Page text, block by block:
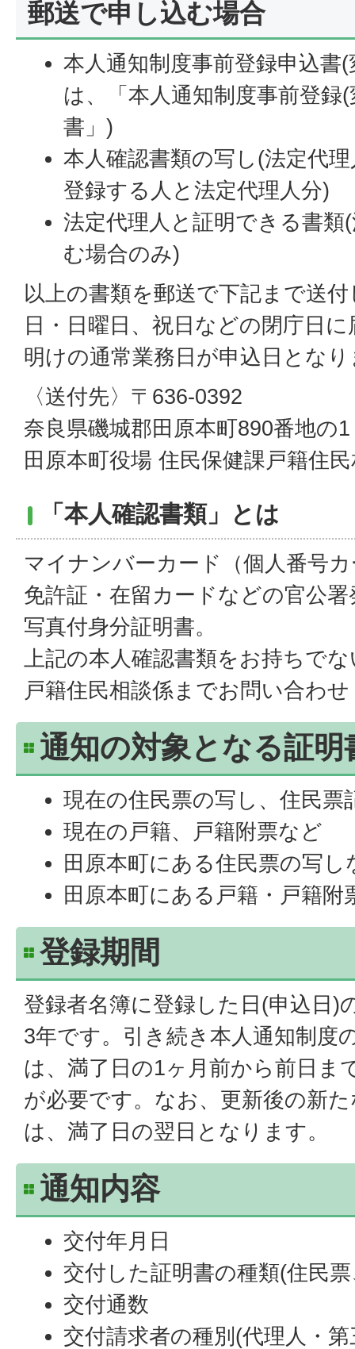
郵送で申し込む場合
本人通知制度事前登録申込書
は、「本人通知制度事前登録
書」)
本人確認書類の写し(法定代
登録する人と法定代理人分)
法定代理人と証明できる書類
む場合のみ)
以上の書類を郵送で下記まで送
日・日曜日、祝日などの閉庁日
明けの通常業務日が申込日とな
〈送付先〉〒636-0392
奈良県磯城郡田原本町890番地の1
田原本町役場 住民保健課戸籍住
「本人確認書類」とは
マイナンバーカード（個人番号
免許証・在留カードなどの官公
写真付身分証明書。
上記の本人確認書類をお持ちで
戸籍住民相談係までお問い合わ
通知の対象となる証明
現在の住民票の写し、住民票
現在の戸籍、戸籍附票など
田原本町にある住民票の写し
田原本町にある戸籍・戸籍附
登録期間
登録者名簿に登録した日(申込日)
3年です。引き続き本人通知制度
は、満了日の1ヶ月前から前日ま
が必要です。なお、更新後の新
は、満了日の翌日となります。
通知内容
交付年月日
交付した証明書の種類(住民
交付通数
交付請求者の種別(代理人・